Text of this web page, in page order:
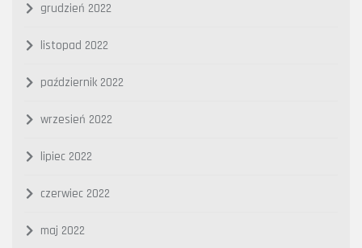
grudzień 2022
listopad 2022
październik 2022
wrzesień 2022
lipiec 2022
czerwiec 2022
maj 2022